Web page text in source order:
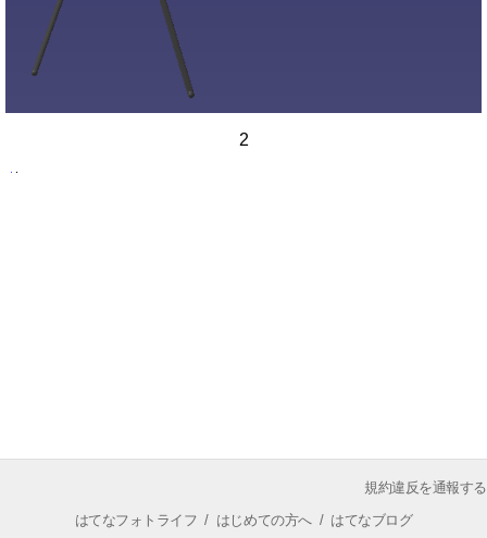
2
規約違反を通報する
はてなフォトライフ / はじめての方へ/ はてなブログ